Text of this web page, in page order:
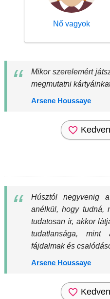
Nő vagyok
Mikor szerelemért
megmutatni
Arsene Houssaye
Húsztól negyvenig
anélkül, hogy tudná,
tudatosan ír, akkor
tudatlansága,
fájdalmak és
Arsene Houssaye